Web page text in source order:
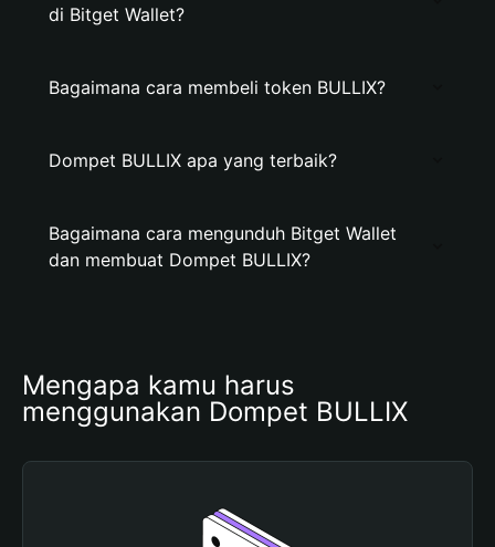
di Bitget Wallet?
Bagaimana cara membeli token BULLIX?
Dompet BULLIX apa yang terbaik?
Bagaimana cara mengunduh Bitget Wallet
dan membuat Dompet BULLIX?
Mengapa kamu harus
menggunakan Dompet BULLIX